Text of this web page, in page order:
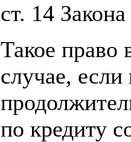
ст. 14
Такое право
случае,
по кредиту